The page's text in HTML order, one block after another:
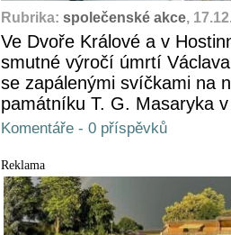
Rubrika: společenské akce,
Ve Dvoře Králové a v
smutné výročí úmrtí
se zapálenými svíčkami na
památníku T. G. Masaryka
Komentáře - 0 příspěvků
Reklama